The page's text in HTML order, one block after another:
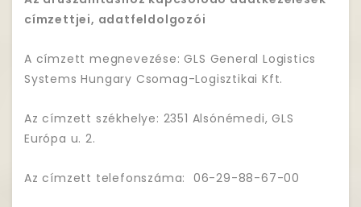
címzettjei, adatfeldolgozói
A címzett megnevezése: GLS General Logistics
Systems Hungary Csomag-Logisztikai Kft.
Az címzett székhelye: 2351 Alsónémedi, GLS
Európa u. 2.
Az címzett telefonszáma: 06-29-88-67-00